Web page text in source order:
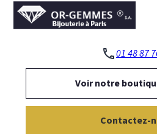
phone01 48 87
Voir notre
Contactez-
Panneau de gestion des cookies